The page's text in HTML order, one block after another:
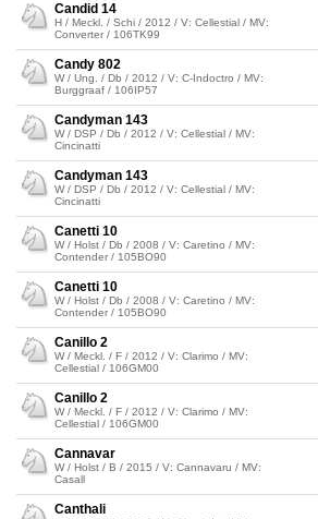
Candid 14
H / Meckl. / Schi / 2012 / V: Cellestial / MV:
Converter / 106TK99
Candy 802
W / Ung. / Db / 2012 / V: C-Indoctro / MV:
Burggraaf / 106IP57
Candyman 143
W / DSP / Db / 2012 / V: Cellestial / MV:
Cincinatti
Candyman 143
W / DSP / Db / 2012 / V: Cellestial / MV:
Cincinatti
Canetti 10
W / Holst / Db / 2008 / V: Caretino / MV:
Contender / 105BO90
Canetti 10
W / Holst / Db / 2008 / V: Caretino / MV:
Contender / 105BO90
Canillo 2
W / Meckl. / F / 2012 / V: Clarimo / MV:
Cellestial / 106GM00
Canillo 2
W / Meckl. / F / 2012 / V: Clarimo / MV:
Cellestial / 106GM00
Cannavar
W / Holst / B / 2015 / V: Cannavaru / MV:
Casall
Canthali